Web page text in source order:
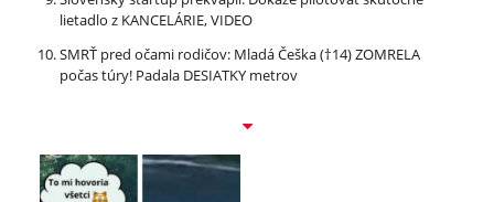
lietadlo z KANCELÁRIE, VIDEO
SMRŤ pred očami rodičov: Mladá Češka (†14) ZOMRELA
počas túry! Padala DESIATKY metrov